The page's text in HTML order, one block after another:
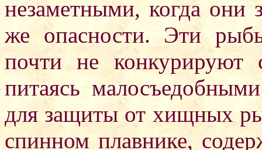
незаметными, когда они
же опасности. Эти
почти не
питаясь
для защиты от хищных
спинном плавнике,